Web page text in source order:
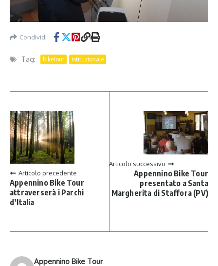
Condividi
Tag: biketour istituzionale
Articolo precedente
Appennino Bike Tour
attraverserà i Parchi
d’Italia
Articolo successivo
Appennino Bike Tour
presentato a Santa
Margherita di Staffora (PV)
Appennino Bike Tour